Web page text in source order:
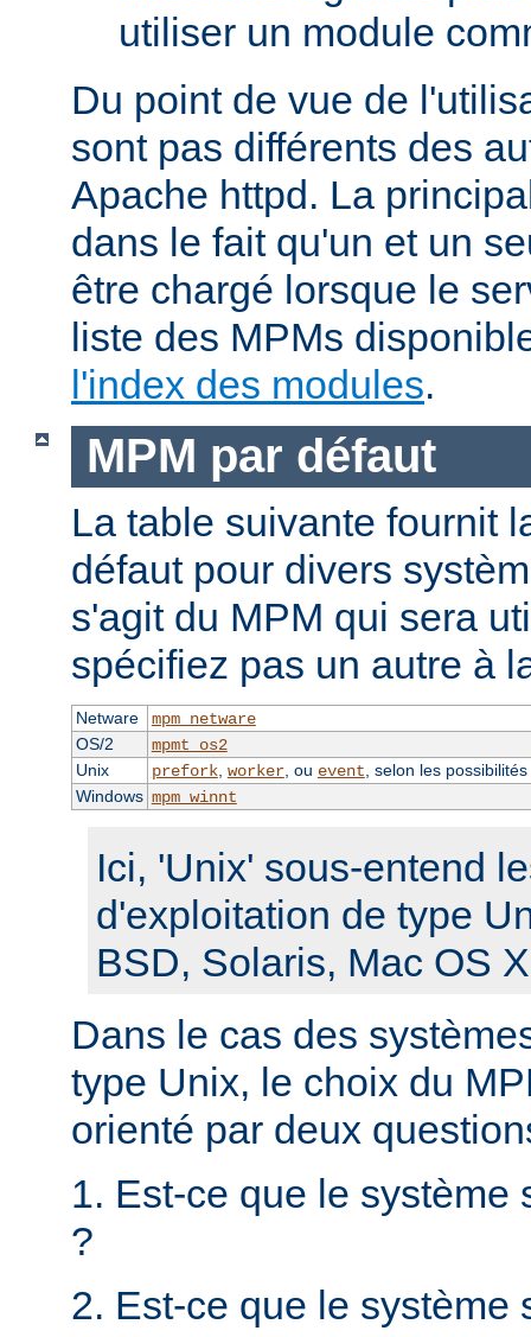
utiliser un module
Du point de vue de
sont pas différents des
Apache httpd. La
dans le fait qu'un et un
être chargé lorsque le
liste des MPMs
l'index des modules.
MPM par défaut
La table suivante fournit
défaut pour divers
s'agit du MPM qui sera
spécifiez pas un autre à
Netware
mpm_netware
OS/2
mpmt_os2
Unix
prefork, worker, ou event , selon les
Windows mpm_winnt
Ici, 'Unix' sous-entend
d'exploitation de type
BSD, Solaris, Mac OS
Dans le cas des
type Unix, le choix du
orienté par deux
1. Est-ce que le système
?
2. Est-ce que le système